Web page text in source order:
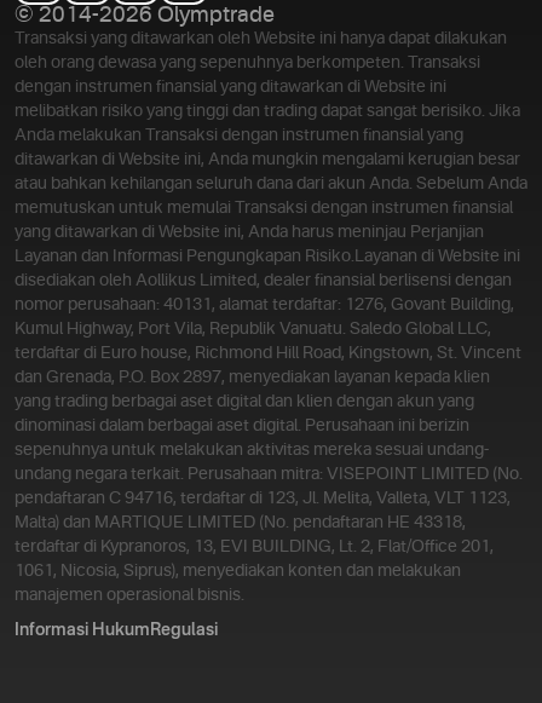
Trading dapat menyulitkan, terutama bagi mereka yang
belum punya pengalaman trading di pasar langsung. Meski
hal itu bisa melelahkan, platform Olymptrade membantu
Anda menelusuri pasar semacam ini.
Bacaselengkapnya
perkakas, dan strategi penting untuk keberhasilan trading
halal.
Bacaselengkapnya
Di dunia yang penuh dengan peluang finansial, keyakinan
dan trading kadang tidak sejalan. Namun, berkat platform
Olymptrade trader memiliki opsi untuk bergabung dengan
platform yang menghormati prinsip tersebut.
© 2014-2026 Olymptrade
Transaksi yang ditawarkan oleh Website ini hanya dapat dilakukan
oleh orang dewasa yang sepenuhnya berkompeten. Transaksi
dengan instrumen finansial yang ditawarkan di Website ini
melibatkan risiko yang tinggi dan trading dapat sangat berisiko. Jika
Anda melakukan Transaksi dengan instrumen finansial yang
ditawarkan di Website ini, Anda mungkin mengalami kerugian besar
atau bahkan kehilangan seluruh dana dari akun Anda. Sebelum Anda
memutuskan untuk memulai Transaksi dengan instrumen finansial
yang ditawarkan di Website ini, Anda harus meninjau Perjanjian
Layanan dan Informasi Pengungkapan Risiko.
Layanan di Website ini
disediakan oleh Aollikus Limited, dealer finansial berlisensi dengan
nomor perusahaan: 40131, alamat terdaftar: 1276, Govant Building,
Kumul Highway, Port Vila, Republik Vanuatu. Saledo Global LLC,
terdaftar di Euro house, Richmond Hill Road, Kingstown, St. Vincent
dan Grenada, P.O. Box 2897, menyediakan layanan kepada klien
yang trading berbagai aset digital dan klien dengan akun yang
dinominasi dalam berbagai aset digital. Perusahaan ini berizin
sepenuhnya untuk melakukan aktivitas mereka sesuai undang-
undang negara terkait. Perusahaan mitra: VISEPOINT LIMITED (No.
pendaftaran C 94716, terdaftar di 123, Jl. Melita, Valleta, VLT 1123,
Malta) dan MARTIQUE LIMITED (No. pendaftaran HE 43318,
terdaftar di Kypranoros, 13, EVI BUILDING, Lt. 2, Flat/Office 201,
1061, Nicosia, Siprus), menyediakan konten dan melakukan
manajemen operasional bisnis.
Informasi Hukum Regulasi